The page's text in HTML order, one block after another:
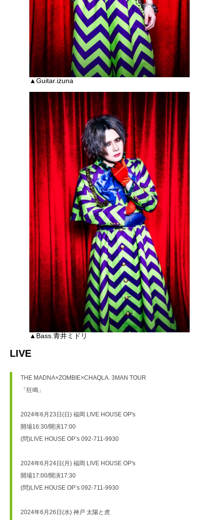
▲Guitar.izuna
▲Bass.青井ミドリ
LIVE
THE MADNA×ZOMBIE×CHAQLA. 3MAN TOUR
「狂鳴」
2024年6月23日(日) 福岡 LIVE HOUSE OP's
開場16:30/開演17:00
(問)LIVE HOUSE OP’s 092-711-9930
2024年6月24日(月) 福岡 LIVE HOUSE OP's
開場17:00/開演17:30
(問)LIVE HOUSE OP’s 092-711-9930
2024年6月26日(水) 神戸 太陽と虎